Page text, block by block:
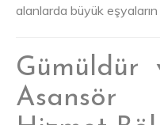
alanlarda büyük eşyaların
Gümüldür